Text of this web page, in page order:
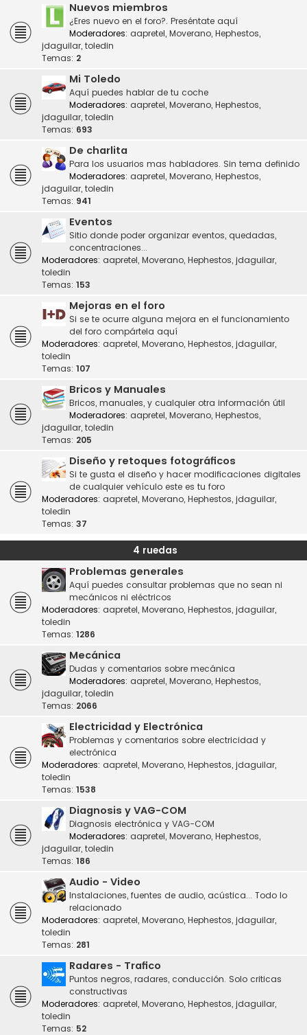
Nuevos miembros
¿Eres nuevo en el foro?. Preséntate aquí
Moderadores: aapretel, Moverano, Hephestos,
jdaguilar, toledin
Temas: 2
Mi Toledo
Aquí puedes hablar de tu coche
Moderadores: aapretel, Moverano, Hephestos,
jdaguilar, toledin
Temas: 693
De charlita
Para los usuarios mas habladores. Sin tema definido
Moderadores: aapretel, Moverano, Hephestos,
jdaguilar, toledin
Temas: 941
Eventos
Sitio donde poder organizar eventos, quedadas,
concentraciones...
Moderadores: aapretel, Moverano, Hephestos, jdaguilar,
toledin
Temas: 153
Mejoras en el foro
Si se te ocurre alguna mejora en el funcionamiento
del foro compártela aquí
Moderadores: aapretel, Moverano, Hephestos, jdaguilar,
toledin
Temas: 107
Bricos y Manuales
Bricos, manuales, y cualquier otra información útil
Moderadores: aapretel, Moverano, Hephestos,
jdaguilar, toledin
Temas: 205
Diseño y retoques fotográficos
Si te gusta el diseño y hacer modificaciones digitales
de cualquier vehículo este es tu foro
Moderadores: aapretel, Moverano, Hephestos, jdaguilar,
toledin
Temas: 37
4 ruedas
Problemas generales
Aquí puedes consultar problemas que no sean ni
mecánicos ni eléctricos
Moderadores: aapretel, Moverano, Hephestos, jdaguilar,
toledin
Temas: 1286
Mecánica
Dudas y comentarios sobre mecánica
Moderadores: aapretel, Moverano, Hephestos,
jdaguilar, toledin
Temas: 2066
Electricidad y Electrónica
Problemas y comentarios sobre electricidad y
electrónica
Moderadores: aapretel, Moverano, Hephestos, jdaguilar,
toledin
Temas: 1538
Diagnosis y VAG-COM
Diagnosis electrónica y VAG-COM
Moderadores: aapretel, Moverano, Hephestos,
jdaguilar, toledin
Temas: 186
Audio - Video
Instalaciones, fuentes de audio, acústica... Todo lo
relacionado
Moderadores: aapretel, Moverano, Hephestos, jdaguilar,
toledin
Temas: 281
Radares - Trafico
Puntos negros, radares, conducción. Solo criticas
constructivas
Moderadores: aapretel, Moverano, Hephestos, jdaguilar,
toledin
Temas: 52